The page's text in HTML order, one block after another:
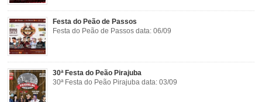
Festa do Peão de Passos
Festa do Peão de Passos data: 06/09
30ª Festa do Peão Pirajuba
30ª Festa do Peão Pirajuba data: 03/09